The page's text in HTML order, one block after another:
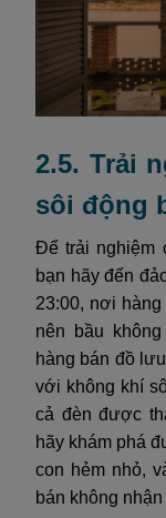
2.5. Trải
sôi động
Để trải nghiệm
bạn hãy đến
23:00, nơi
nên bầu
hàng bán đồ
với không khí
cả đèn được
hãy khám phá
con hẻm nhỏ,
bán không nhận